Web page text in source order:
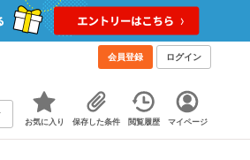
会員登録 ログイン
お気に入り 保存した条件 閲覧履歴 マイページ